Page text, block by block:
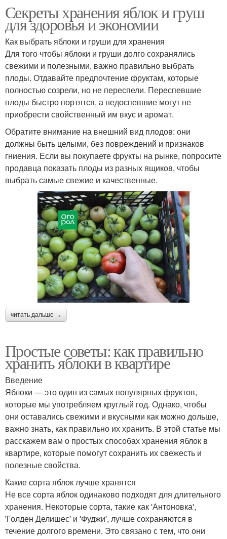
Секреты хранения яблок и груш
для здоровья и экономии
Как выбрать яблоки и груши для хранения
Для того чтобы яблоки и груши долго сохранялись
свежими и полезными, важно правильно выбрать
плоды. Отдавайте предпочтение фруктам, которые
полностью созрели, но не переспели. Переспевшие
плоды быстро портятся, а недоспевшие могут не
приобрести свойственный им вкус и аромат.
Обратите внимание на внешний вид плодов: они
должны быть целыми, без повреждений и признаков
гниения. Если вы покупаете фрукты на рынке, попросите
продавца показать плоды из разных ящиков, чтобы
выбрать самые свежие и качественные.
читать дальше →
Простые советы: как правильно
хранить яблоки в квартире
Введение
Яблоки — это один из самых популярных фруктов,
которые мы употребляем круглый год. Однако, чтобы
они оставались свежими и вкусными как можно дольше,
важно знать, как правильно их хранить. В этой статье мы
расскажем вам о простых способах хранения яблок в
квартире, которые помогут сохранить их свежесть и
полезные свойства.
Какие сорта яблок лучше хранятся
Не все сорта яблок одинаково подходят для длительного
хранения. Некоторые сорта, такие как 'Антоновка',
'Голден Делишес' и 'Фуджи', лучше сохраняются в
течение долгого времени. Это связано с тем, что они